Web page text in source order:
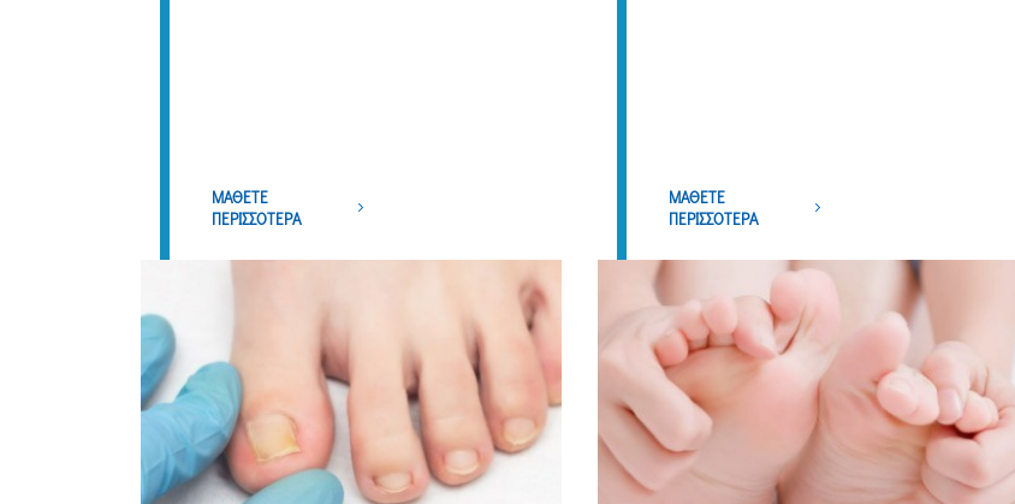
ΜΑΘΕΤΕ
ΠΕΡΙΣΣΟΤΕΡΑ
ΜΑΘΕΤΕ
ΠΕΡΙΣΣΟΤΕΡΑ